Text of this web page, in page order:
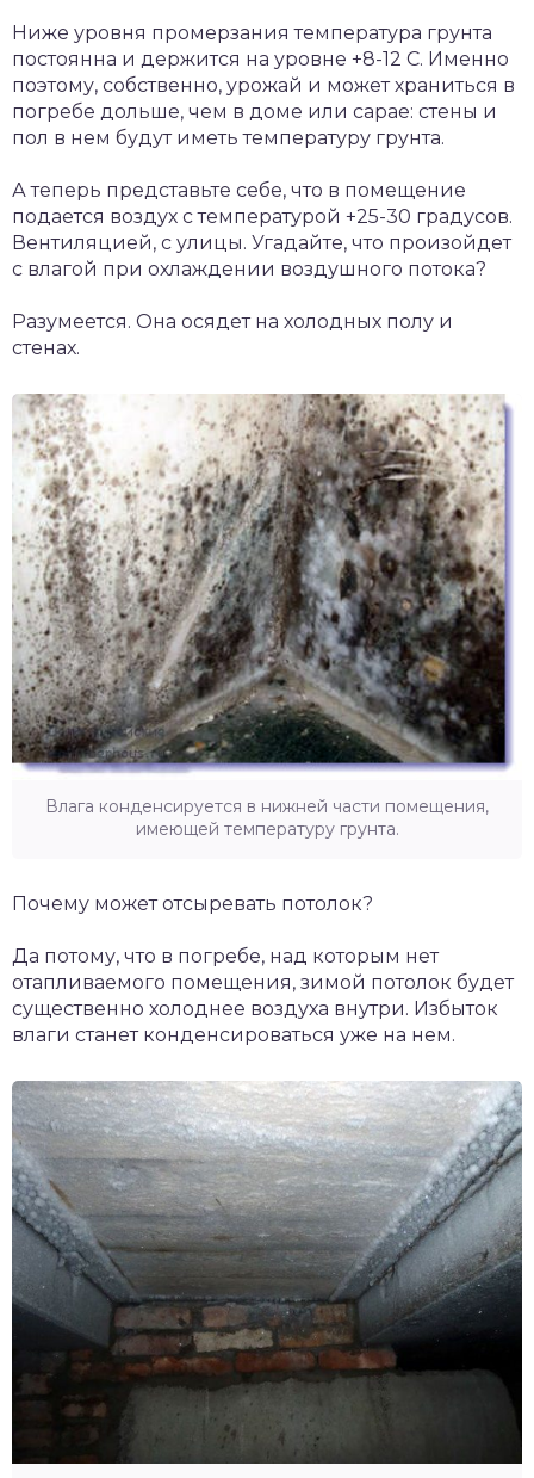
Ниже уровня промерзания температура грунта
постоянна и держится на уровне +8-12 С. Именно
поэтому, собственно, урожай и может храниться в
погребе дольше, чем в доме или сарае: стены и
пол в нем будут иметь температуру грунта.
А теперь представьте себе, что в помещение
подается воздух с температурой +25-30 градусов.
Вентиляцией, с улицы. Угадайте, что произойдет
с влагой при охлаждении воздушного потока?
Разумеется. Она осядет на холодных полу и
стенах.
Влага конденсируется в нижней части помещения,
имеющей температуру грунта.
Почему может отсыревать потолок?
Да потому, что в погребе, над которым нет
отапливаемого помещения, зимой потолок будет
существенно холоднее воздуха внутри. Избыток
влаги станет конденсироваться уже на нем.